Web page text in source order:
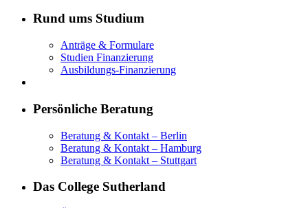
Rund ums Studium
Anträge & Formulare
Studien Finanzierung
Ausbildungs-Finanzierung
Persönliche Beratung
Beratung & Kontakt – Berlin
Beratung & Kontakt – Hamburg
Beratung & Kontakt – Stuttgart
Das College Sutherland